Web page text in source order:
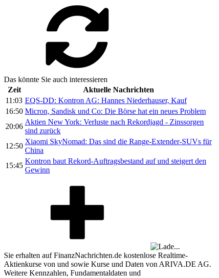
Das könnte Sie auch interessieren
Zeit
Aktuelle Nachrichten
11:03 EQS-DD: Kontron AG: Hannes Niederhauser, Kauf
16:50 Micron, Sandisk und Co: Die Börse hat ein neues Problem
20:06
Aktien New York: Verluste nach Rekordjagd - Zinssorgen
sind zurück
12:50
Xiaomi SkyNomad: Das sind die Range-Extender-SUVs für
China
15:45
Kontron baut Rekord-Auftragsbestand auf und steigert den
Gewinn
Sie erhalten auf FinanzNachrichten.de kostenlose Realtime-
Aktienkurse von und sowie Kurse und Daten von ARIVA.DE AG.
Weitere Kennzahlen, Fundamentaldaten und